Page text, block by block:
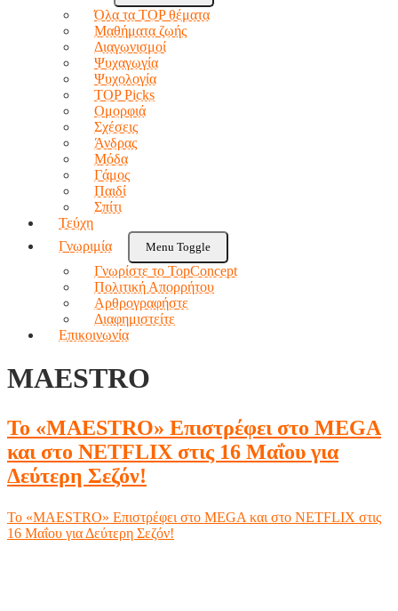
Όλα τα TOP θέματα
Μαθήματα ζωής
Διαγωνισμοί
Ψυχαγωγία
Ψυχολογία
TOP Picks
Ομορφιά
Σχέσεις
Άνδρας
Μόδα
Γάμος
Παιδί
Σπίτι
Τεύχη
Γνωριμία
Menu Toggle
Γνωρίστε το TopConcept
Πολιτική Απορρήτου
Αρθρογραφήστε
Διαφημιστείτε
Επικοινωνία
MAESTRO
Το «MAESTRO» Επιστρέφει στο MEGA
και στο NETFLIX στις 16 Μαΐου για
Δεύτερη Σεζόν!
Το «MAESTRO» Επιστρέφει στο MEGA και στο NETFLIX στις
16 Μαΐου για Δεύτερη Σεζόν!